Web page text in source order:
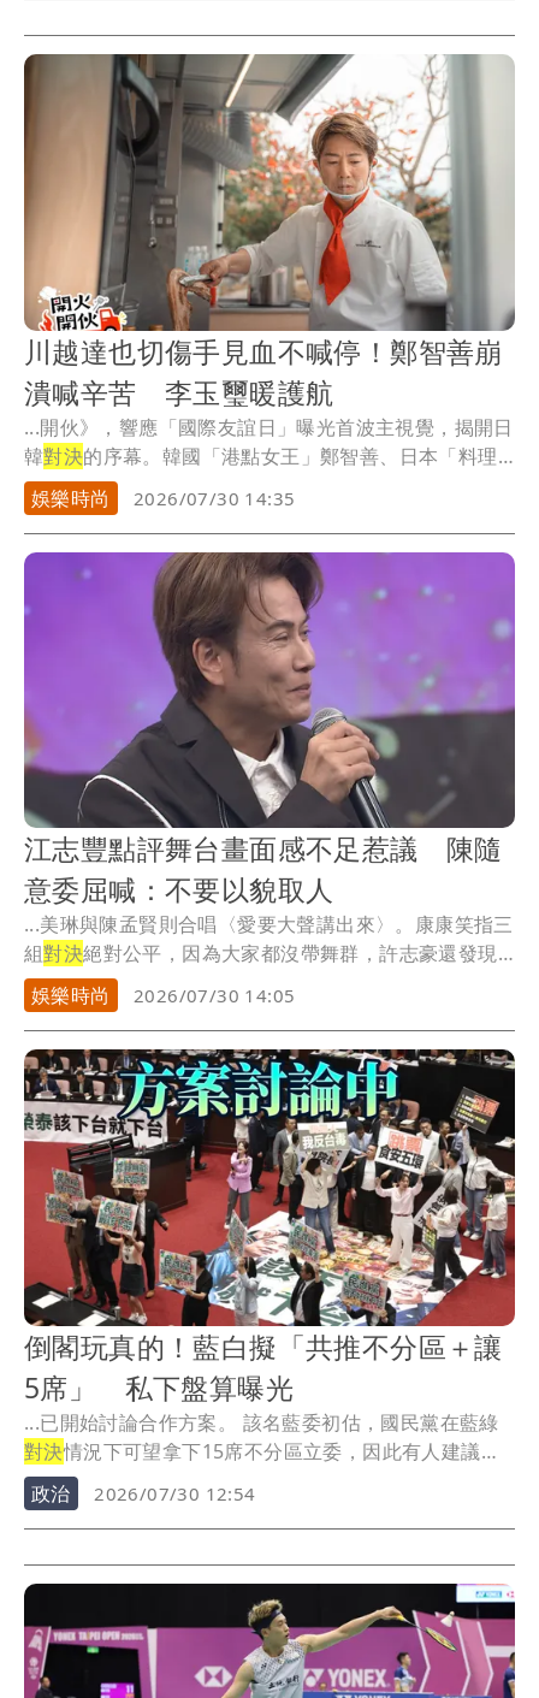
川越達也切傷手見血不喊停！鄭智善崩
潰喊辛苦 李玉璽暖護航
...開伙》，響應「國際友誼日」曝光首波主視覺，揭開日
韓對決的序幕。韓國「港點女王」鄭智善、日本「料理
貴公...
娛樂時尚 2026/07/30 14:35
江志豐點評舞台畫面感不足惹議 陳隨
意委屈喊：不要以貌取人
...美琳與陳孟賢則合唱〈愛要大聲講出來〉。康康笑指三
組對決絕對公平，因為大家都沒帶舞群，許志豪還發現
有人...
娛樂時尚 2026/07/30 14:05
倒閣玩真的！藍白擬「共推不分區＋讓
5席」 私下盤算曝光
...已開始討論合作方案。 該名藍委初估，國民黨在藍綠
對決情況下可望拿下15席不分區立委，因此有人建議
將...
政治 2026/07/30 12:54